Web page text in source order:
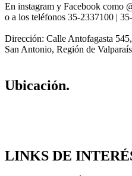
En instagram y Facebook como
o a los teléfonos 35-2337100 |
Dirección: Calle Antofagasta
San Antonio, Región de
Ubicación.
LINKS DE